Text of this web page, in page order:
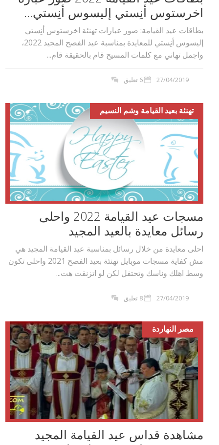
اخرستوس أنِستي إليسوس أنِستي...
بطاقات عيد القيامة: صور عبارات تهنئة اخرستوس أنِستي
إليسوس أنِستي للمعايدة بمناسبة عيد الفصح المجيد 2022،
واجمل تهاني مع كلمات المسيح قام بالحقيقة قام...
27/04/2019 6 تعليق
تهنئة بعيد القيامة وشم النسيم
مسجات عيد القيامة 2022 واحلى
رسائل معايدة بالعيد المجيد
احلى معايدة من خلال رسائل بمناسبة عيد القيامة المجيد هي
مش كفاية مسجات موبايل تهنئة بعيد الفصح 2021 واحلى تكون
وسط اهلك وناسك وتحتفل لكن لو اتزنقت هت...
27/04/2019 8 تعليق
مصر النهاردة
مشاهدة قداس عيد القيامة المجيد